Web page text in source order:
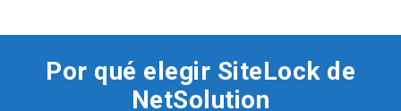
Por qué elegir SiteLock de
NetSolution